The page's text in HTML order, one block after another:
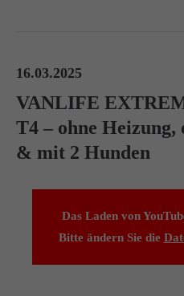
16.03.2025
VANLIFE
T4 – ohne
& mit 2 Hunden
Das Laden von
Bitte ändern Sie die